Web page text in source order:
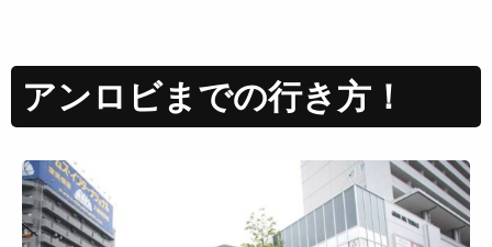
アンロビまでの行き方！